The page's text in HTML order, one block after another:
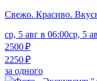
Свежо. Красиво.
ср, 5 авг в 06:00ср, 5
2500 ₽
2250 ₽
за одного